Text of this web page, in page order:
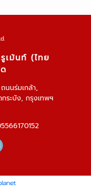
ม้นท์ (ไทย
นนร่มเกล้า,
ระบัง, กรุงเทพฯ